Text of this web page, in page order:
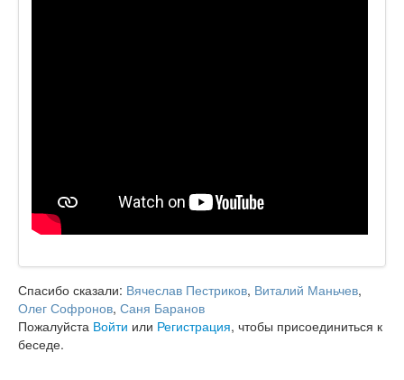
Спасибо сказали: Вячеслав Пестриков, Виталий Маньчев,
Олег Софронов, Саня Баранов
Пожалуйста Войти или Регистрация, чтобы присоединиться к
беседе.